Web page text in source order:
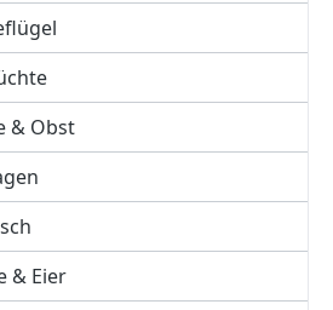
& Obst
& Eier